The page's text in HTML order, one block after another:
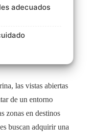
adecuados
las vistas abiertas
de un entorno
zonas en destinos
buscan adquirir una